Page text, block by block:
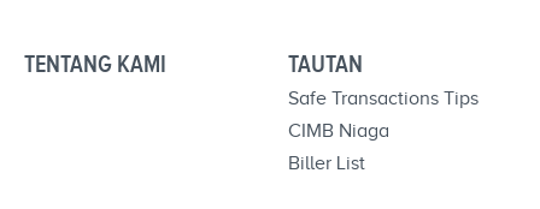
TENTANG KAMI TAUTAN
Safe Transactions Tips
CIMB Niaga
Biller List